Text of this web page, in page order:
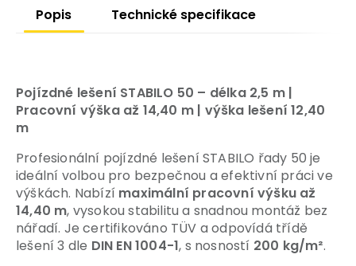
Popis Technické specifikace
Pojízdné lešení STABILO 50 – délka 2,5 m |
Pracovní výška až 14,40 m | výška lešení 12,40
m
Profesionální pojízdné lešení STABILO řady 50 je
ideální volbou pro bezpečnou a efektivní práci ve
výškách. Nabízí maximální pracovní výšku až
14,40 m, vysokou stabilitu a snadnou montáž bez
nářadí. Je certifikováno TÜV a odpovídá třídě
lešení 3 dle DIN EN 1004-1, s nosností 200 kg/m².